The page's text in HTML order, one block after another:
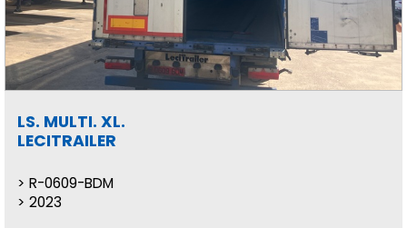
LS. MULTI. XL.
LECITRAILER
R-0609-BDM
2023